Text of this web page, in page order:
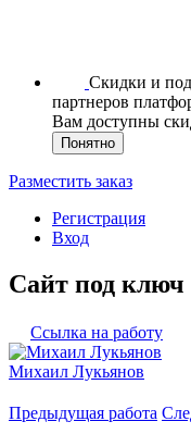
Скидки и
партнеров
Вам доступны
Понятно
Разместить заказ
Регистрация
Вход
Сайт под ключ
Ссылка на работу
Михаил Лукьянов
Предыдущая работа